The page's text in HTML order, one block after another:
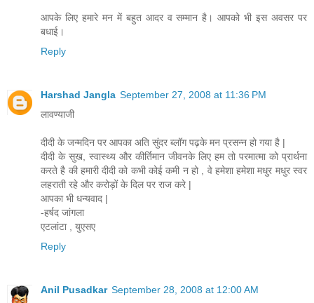
आपके लिए हमारे मन में बहुत आदर व सम्मान है। आपको भी इस अवसर पर
बधाई।
Reply
Harshad Jangla September 27, 2008 at 11:36 PM
लावण्याजी
दीदी के जन्मदिन पर आपका अति सुंदर ब्लॉग पढ़के मन प्रसन्न हो गया है |
दीदी के सुख, स्वास्थ्य और कीर्तिमान जीवनके लिए हम तो परमात्मा को प्रार्थना
करते है की हमारी दीदी को कभी कोई कमी न हो , वे हमेशा हमेशा मधुर मधुर स्वर
लहराती रहे और करोड़ों के दिल पर राज करे |
आपका भी धन्यवाद |
-हर्षद जांगला
एटलांटा , युएसए
Reply
Anil Pusadkar September 28, 2008 at 12:00 AM